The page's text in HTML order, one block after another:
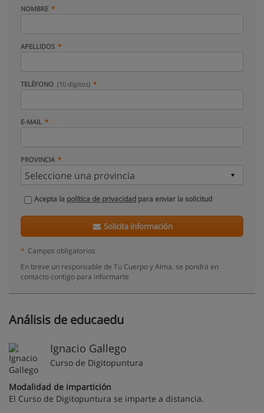
NOMBRE
APELLIDOS
TELÉFONO (10 dígitos)
E-MAIL
PROVINCIA
Acepta la política de privacidad para enviar la solicitud
Solicita información
* Campos obligatorios
En breve un responsable de Tu Cuerpo y Alma, se pondrá en
contacto contigo para informarte
Análisis de educaedu
Ignacio Gallego
Curso de Digitopuntura
Modalidad de impartición
El Curso de Digitopuntura se imparte a distancia.